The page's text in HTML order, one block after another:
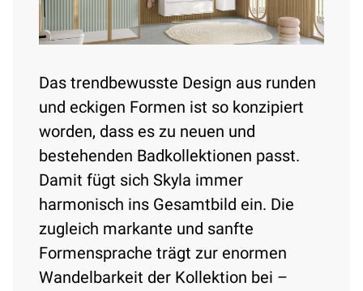
Das trendbewusste Design aus runden
und eckigen Formen ist so konzipiert
worden, dass es zu neuen und
bestehenden Badkollektionen passt.
Damit fügt sich Skyla immer
harmonisch ins Gesamtbild ein. Die
zugleich markante und sanfte
Formensprache trägt zur enormen
Wandelbarkeit der Kollektion bei –